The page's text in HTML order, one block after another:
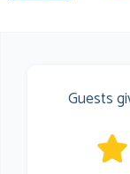
Guests